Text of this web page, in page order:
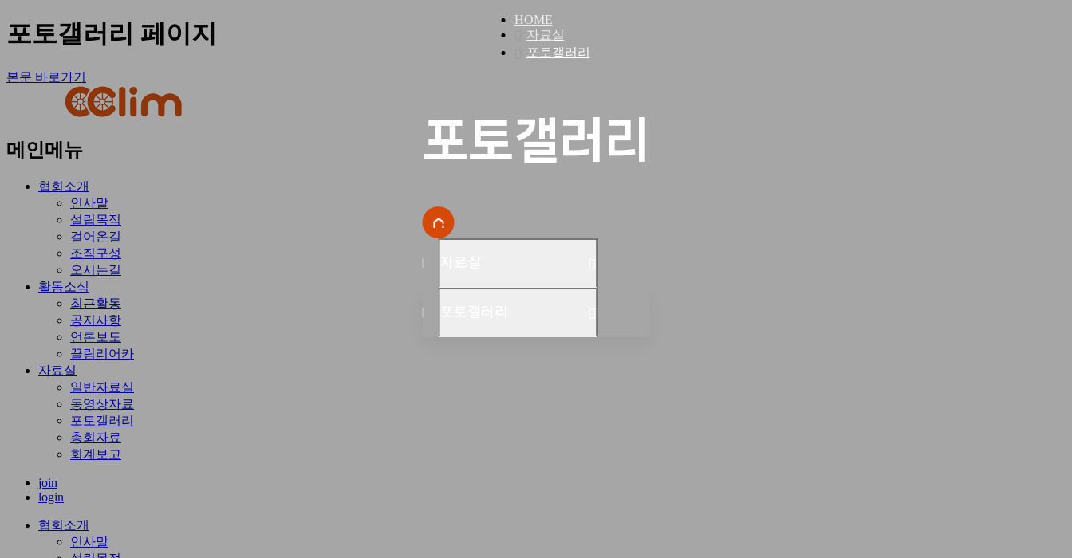
포토갤러리 페이지
본문 바로가기
메인메뉴
협회소개
인사말
설립목적
걸어온길
조직구성
오시는길
활동소식
최근활동
공지사항
언론보도
끌림리어카
자료실
일반자료실
동영상자료
포토갤러리
총회자료
회계보고
join
login
협회소개
인사말
HOME
자료실
포토갤러리
포토갤러리